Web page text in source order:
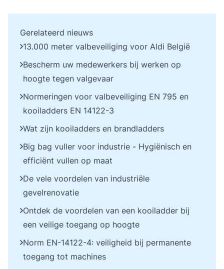
Gerelateerd nieuws
13.000 meter valbeveiliging voor Aldi België
Bescherm uw medewerkers bij werken op
hoogte tegen valgevaar
Normeringen voor valbeveiliging EN 795 en
kooiladders EN 14122-3
Wat zijn kooiladders en brandladders
Big bag vuller voor industrie - Hygiënisch en
efficiënt vullen op maat
De vele voordelen van industriële
gevelrenovatie
Ontdek de voordelen van een kooiladder bij
een veilige toegang op hoogte
Norm EN-14122-4: veiligheid bij permanente
toegang tot machines